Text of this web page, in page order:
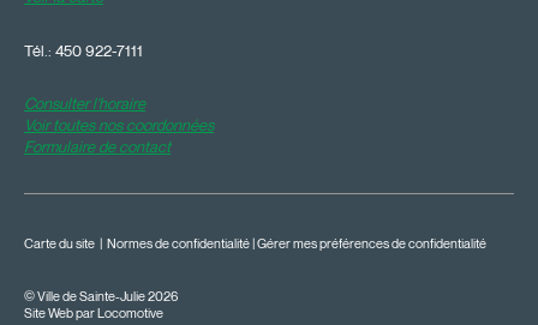
Tél.: 450 922-7111
Consulter l'horaire
Voir toutes nos coordonnées
Formulaire de contact
© Ville de Sainte-Julie 2026
Carte du site Normes de confidentialité Gérer mes préférences de confidentialité
Site Web par Locomotive